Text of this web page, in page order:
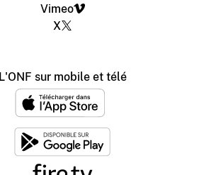
Vimeo
X
L'ONF sur mobile et télé